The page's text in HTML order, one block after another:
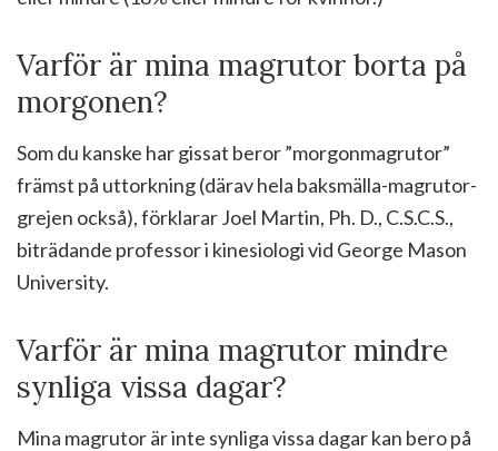
Varför är mina magrutor borta på
morgonen?
Som du kanske har gissat beror ”morgonmagrutor”
främst på uttorkning (därav hela baksmälla-magrutor-
grejen också), förklarar Joel Martin, Ph. D., C.S.C.S.,
biträdande professor i kinesiologi vid George Mason
University.
Varför är mina magrutor mindre
synliga vissa dagar?
Mina magrutor är inte synliga vissa dagar kan bero på